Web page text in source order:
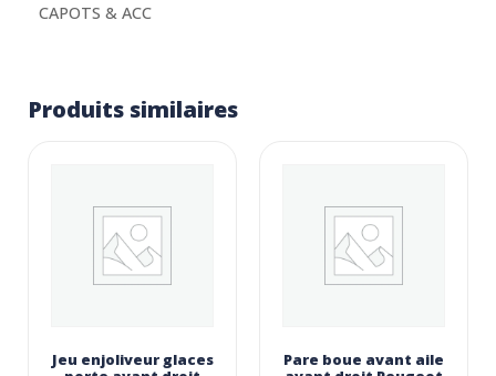
CAPOTS & ACC
Produits similaires
Jeu enjoliveur glaces
Pare boue avant aile